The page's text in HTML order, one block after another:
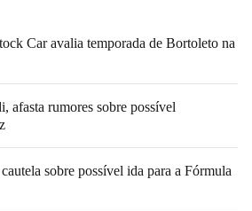
Car avalia temporada de Bortoleto na
afasta rumores sobre possível
sobre possível ida para a Fórmula